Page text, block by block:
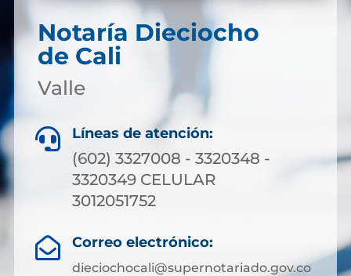
Notaría Dieciocho
de Cali
Valle
 Líneas de atención:
(602) 3327008 - 3320348 -
3320349 CELULAR
3012051752
 Correo electrónico:
dieciochocali@supernotariado.gov.co